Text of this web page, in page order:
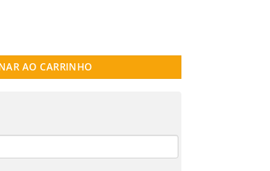
SQUARES DIAMOND quantidade
AO CARRINHO